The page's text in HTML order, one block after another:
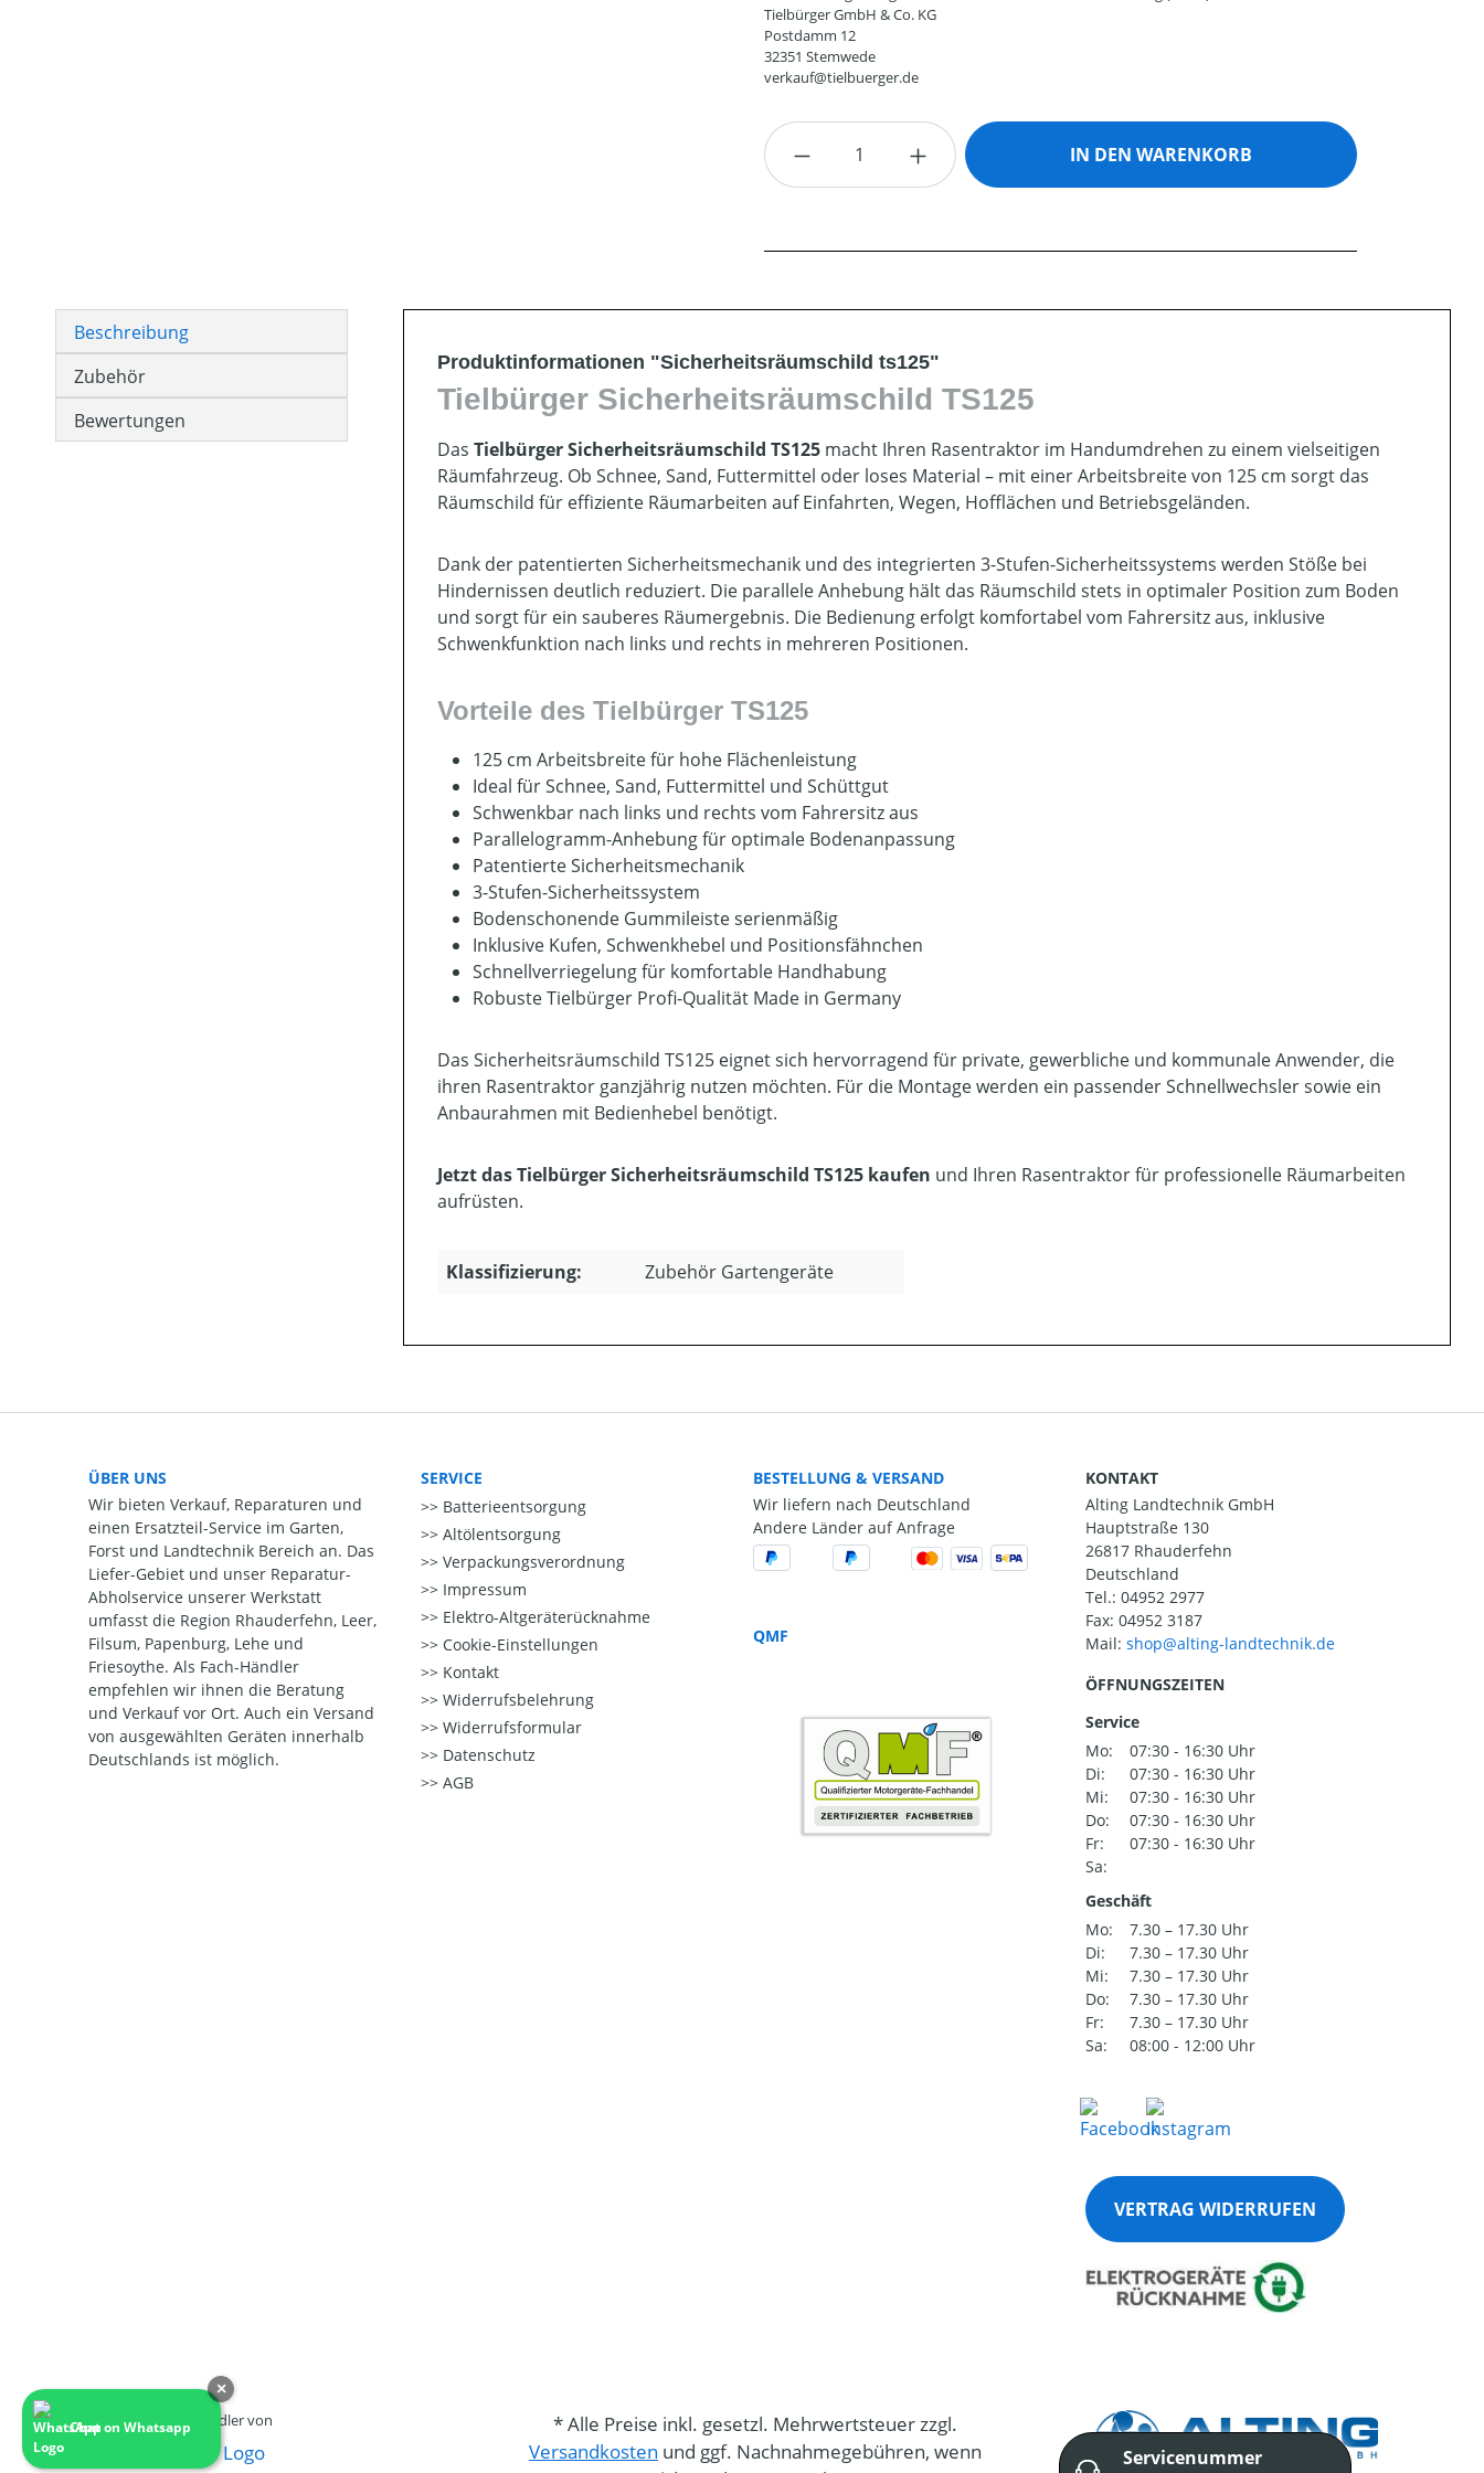
Tielbürger GmbH & Co. KG
Postdamm 12
32351 Stemwede
verkauf@tielbuerger.de
Produkt Anzahl: Gib den gewünschten Wert ein oder
IN DEN WARENKORB
Beschreibung
Zubehör
Bewertungen
Produktinformationen "Sicherheitsräumschild ts125"
Tielbürger Sicherheitsräumschild TS125
Das Tielbürger Sicherheitsräumschild TS125 macht Ihren Rasentraktor im Handumdrehen zu einem vielseitigen
Räumfahrzeug. Ob Schnee, Sand, Futtermittel oder loses Material – mit einer Arbeitsbreite von 125 cm sorgt das
Räumschild für effiziente Räumarbeiten auf Einfahrten, Wegen, Hofflächen und Betriebsgeländen.
Dank der patentierten Sicherheitsmechanik und des integrierten 3-Stufen-Sicherheitssystems werden Stöße bei
Hindernissen deutlich reduziert. Die parallele Anhebung hält das Räumschild stets in optimaler Position zum Boden
und sorgt für ein sauberes Räumergebnis. Die Bedienung erfolgt komfortabel vom Fahrersitz aus, inklusive
Schwenkfunktion nach links und rechts in mehreren Positionen.
Vorteile des Tielbürger TS125
125 cm Arbeitsbreite für hohe Flächenleistung
Ideal für Schnee, Sand, Futtermittel und Schüttgut
Schwenkbar nach links und rechts vom Fahrersitz aus
Parallelogramm-Anhebung für optimale Bodenanpassung
Patentierte Sicherheitsmechanik
3-Stufen-Sicherheitssystem
Bodenschonende Gummileiste serienmäßig
Inklusive Kufen, Schwenkhebel und Positionsfähnchen
Schnellverriegelung für komfortable Handhabung
Robuste Tielbürger Profi-Qualität Made in Germany
Das Sicherheitsräumschild TS125 eignet sich hervorragend für private, gewerbliche und kommunale Anwender, die
ihren Rasentraktor ganzjährig nutzen möchten. Für die Montage werden ein passender Schnellwechsler sowie ein
Anbaurahmen mit Bedienhebel benötigt.
Jetzt das Tielbürger Sicherheitsräumschild TS125 kaufen und Ihren Rasentraktor für professionelle Räumarbeiten
aufrüsten.
Klassifizierung: Zubehör Gartengeräte
Chat on Whatsapp
×
ÜBER UNS
Wir bieten Verkauf, Reparaturen und
einen Ersatzteil-Service im Garten,
Forst und Landtechnik Bereich an. Das
Liefer-Gebiet und unser Reparatur-
Abholservice unserer Werkstatt
umfasst die Region Rhauderfehn, Leer,
Filsum, Papenburg, Lehe und
Friesoythe. Als Fach-Händler
empfehlen wir ihnen die Beratung
und Verkauf vor Ort. Auch ein Versand
von ausgewählten Geräten innerhalb
Deutschlands ist möglich.
SERVICE
Batterieentsorgung
Altölentsorgung
Verpackungsverordnung
Impressum
Elektro-Altgeräterücknahme
Cookie-Einstellungen
Kontakt
Widerrufsbelehrung
Widerrufsformular
Datenschutz
AGB
BESTELLUNG & VERSAND
Wir liefern nach Deutschland
Andere Länder auf Anfrage
QMF
KONTAKT
Alting Landtechnik GmbH
Hauptstraße 130
26817 Rhauderfehn
Deutschland
Tel.: 04952 2977
Fax: 04952 3187
Mail:
ÖFFNUNGSZEITEN
Service
Mo:
07:30 - 16:30 Uhr
Di:
07:30 - 16:30 Uhr
Mi:
07:30 - 16:30 Uhr
Do:
07:30 - 16:30 Uhr
Fr:
07:30 - 16:30 Uhr
Sa:
Geschäft
Mo:
7.30 – 17.30 Uhr
Di:
7.30 – 17.30 Uhr
Mi:
7.30 – 17.30 Uhr
Do:
7.30 – 17.30 Uhr
Fr:
7.30 – 17.30 Uhr
Sa:
08:00 - 12:00 Uhr
VERTRAG WIDERRUFEN
Ein Fachhändler von
* Alle Preise inkl. gesetzl. Mehrwertsteuer zzgl.
Versandkosten und ggf. Nachnahmegebühren, wenn
Servicenummer